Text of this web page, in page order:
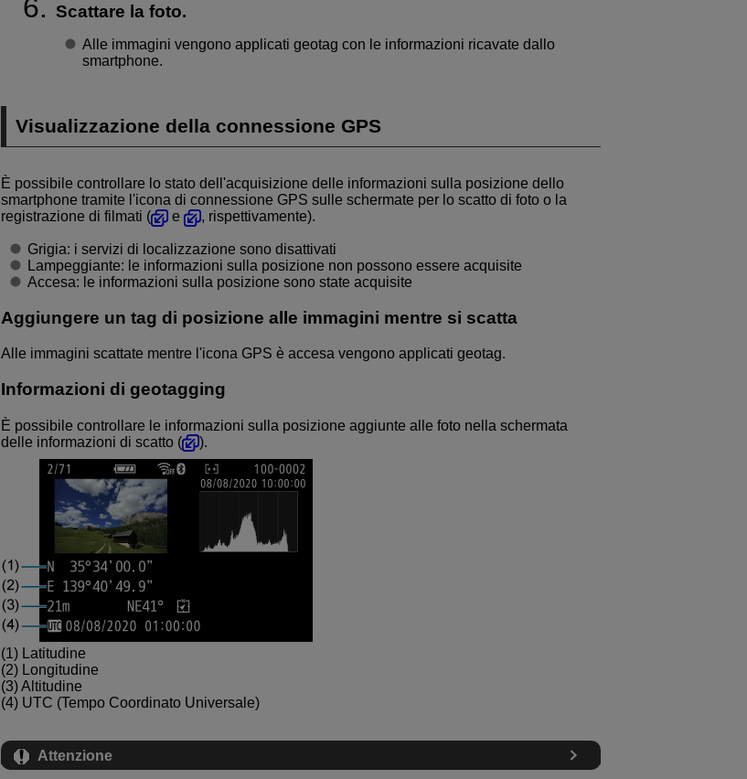
Scattare la foto.
Alle immagini vengono applicati geotag con le informazioni ricavate dallo
smartphone.
Visualizzazione della connessione GPS
È possibile controllare lo stato dell'acquisizione delle informazioni sulla posizione dello
smartphone tramite l'icona di connessione GPS sulle schermate per lo scatto di foto o la
registrazione di filmati (
e , rispettivamente).
Grigia: i servizi di localizzazione sono disattivati
Lampeggiante: le informazioni sulla posizione non possono essere acquisite
Accesa: le informazioni sulla posizione sono state acquisite
Aggiungere un tag di posizione alle immagini mentre si scatta
Alle immagini scattate mentre l'icona GPS è accesa vengono applicati geotag.
Informazioni di geotagging
È possibile controllare le informazioni sulla posizione aggiunte alle foto nella schermata
delle informazioni di scatto (
).
(1) Latitudine
(2) Longitudine
(3) Altitudine
(4) UTC (Tempo Coordinato Universale)
Attenzione